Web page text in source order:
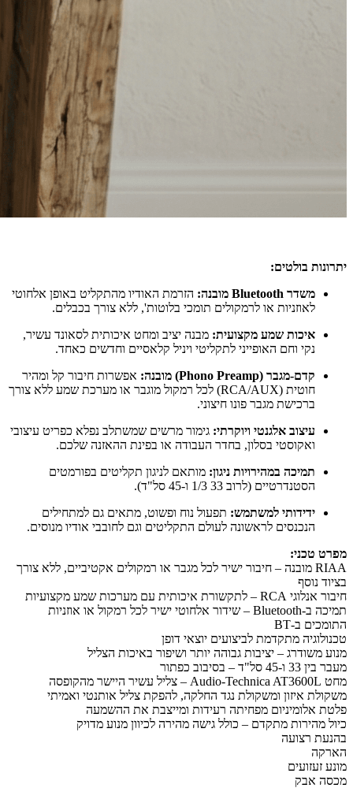
יתרונות בולטים:
משדר Bluetooth מובנה:
הזרמת האודיו מהתקליט באופן אלחוטי
לאוזניות או לרמקולים תומכי בלוטות', ללא צורך בכבלים.
איכות שמע מקצועית: מבנה יציב ומחט איכותית לסאונד עשיר,
נקי וחם האופייני לתקליטי ויניל קלאסיים וחדשים כאחד.
קדם-מגבר (Phono Preamp) מובנה:
אפשרות חיבור קל ומהיר
חוטית (RCA/AUX) לכל רמקול מוגבר או מערכת שמע ללא צורך
ברכישת מגבר פונו חיצוני.
עיצוב אלגנטי ויוקרתי: גימור מרשים שמשתלב נפלא כפריט עיצובי
ואקוסטי בסלון, בחדר העבודה או בפינת ההאזנה שלכם.
תמיכה במהירויות ניגון: מותאם לניגון תקליטים בפורמטים
הסטנדרטיים (לרוב 33 1/3 ו-45 סל"ד).
ידידותי למשתמש: תפעול נוח ופשוט, מתאים גם למתחילים
הנכנסים לראשונה לעולם התקליטים וגם לחובבי אודיו מנוסים.
מפרט טכני:
RIAA מובנה – חיבור ישיר לכל מגבר או רמקולים אקטיביים, ללא צורך
בציוד נוסף
חיבור אנלוגי RCA – לתקשורת איכותית עם מערכות שמע מקצועיות
תמיכה ב-Bluetooth – שידור אלחוטי ישיר לכל רמקול או אוזניות
התומכים ב-BT
טכנולוגיה מתקדמת לביצועים יוצאי דופן
מנוע משודרג – יציבות גבוהה יותר ושיפור באיכות הצליל
מעבר בין 33 ו-45 סל"ד – בסיבוב כפתור
מחט Audio-Technica AT3600L – צליל עשיר היישר מהקופסה
משקולת איזון ומשקולת נגד החלקה, להפקת צליל אותנטי ואמיתי
פלטת אלומיניום מפחיתה רעידות ומייצבת את ההשמעה
כיול מהירות מתקדם – כולל גישה מהירה לכיוון מנוע מדויק
בהנעת רצועה
הארקה
מונע זעזועים
מכסה אבק